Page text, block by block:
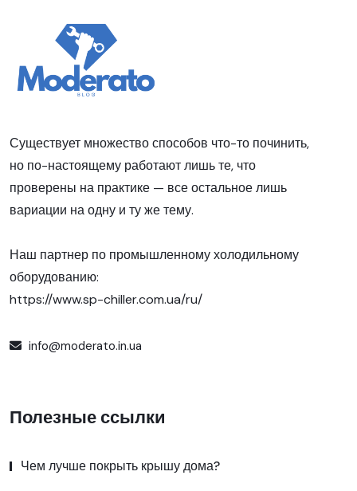
Существует множество способов что-то починить,
но по-настоящему работают лишь те, что
проверены на практике — все остальное лишь
вариации на одну и ту же тему.
Наш партнер по промышленному холодильному
оборудованию:
https://www.sp-chiller.com.ua/ru/
info@moderato.in.ua
Полезные ссылки
Чем лучше покрыть крышу дома?